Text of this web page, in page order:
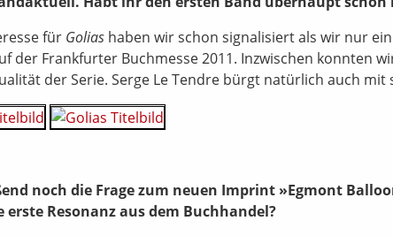
für Golias haben wir schon signalisiert als wir nur
der Frankfurter Buchmesse 2011. Inzwischen konnten
der Serie. Serge Le Tendre bürgt natürlich auch
noch die Frage zum neuen Imprint »Egmont
erste Resonanz aus dem Buchhandel?